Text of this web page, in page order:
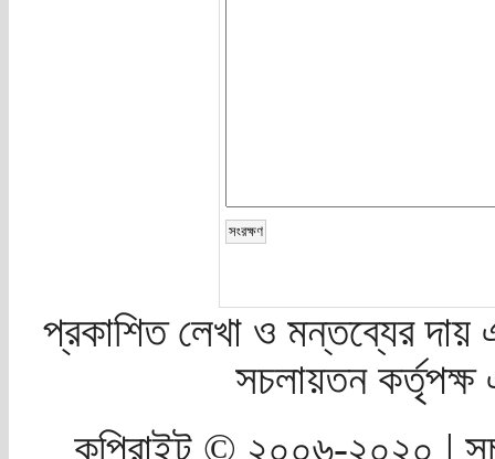
প্রকাশিত লেখা ও মন্তব্যের দায়
সচলায়তন
কপিরাইট © ২০০৬-২০২০ |